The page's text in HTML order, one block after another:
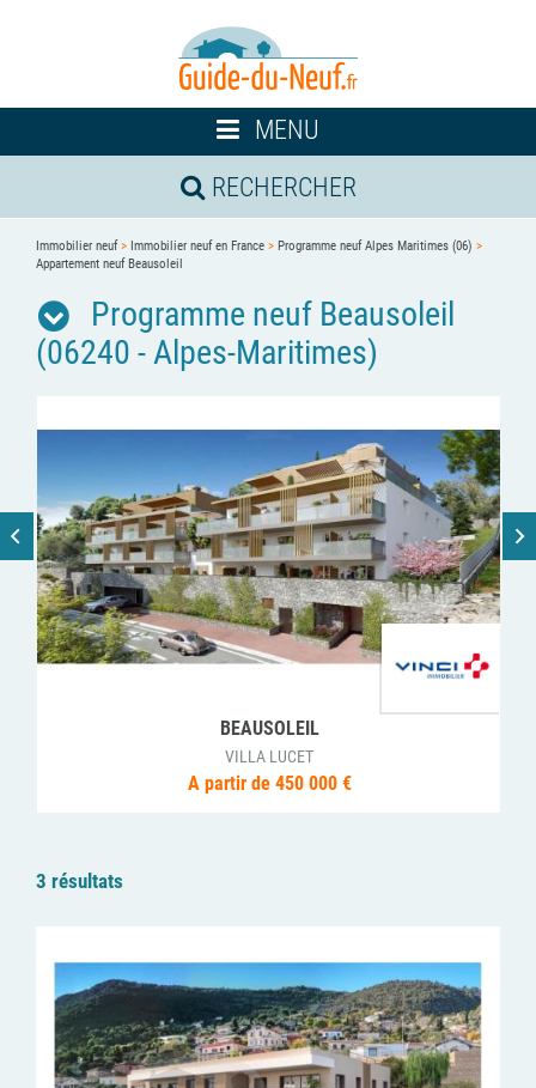
Toggle
navigation
MENU
RECHERCHER
Immobilier neuf> Immobilier neuf en France > Programme neuf Alpes Maritimes (06) >
Appartement neuf Beausoleil
Programme neuf Beausoleil
(06240 - Alpes-Maritimes)
BEAUSOLEIL
VILLA LUCET
A partir de 450 000 €
3 résultats